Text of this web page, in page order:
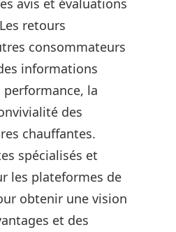
retours
consommateurs
informations
performance, la
des
chauffantes.
spécialisés et
les plateformes de
obtenir une vision
et des